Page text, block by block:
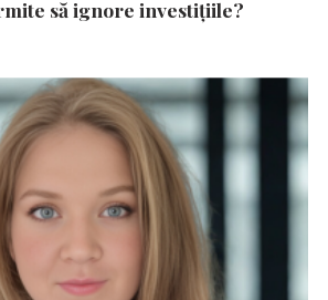
să ignore investițiile?